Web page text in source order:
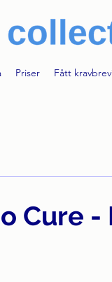
Priser Fått
Cure -